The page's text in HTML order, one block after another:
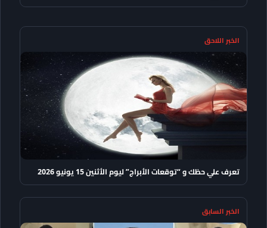
الخبر اللاحق
تعرف علي حظك و “توقعات الأبراج” ليوم الأثنين 15 يونيو 2026
الخبر السابق